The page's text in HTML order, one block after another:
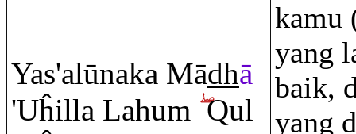
Yas'alūnaka Mādhā
'Uĥilla Lahum Qul
kamu
yang
baik,
yang